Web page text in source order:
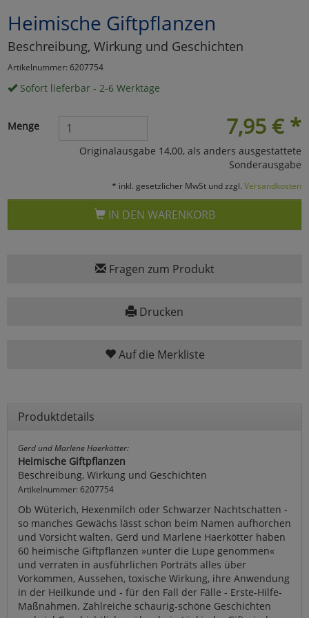
Heimische Giftpflanzen
Beschreibung, Wirkung und Geschichten
Artikelnummer: 6207754
Sofort lieferbar - 2-6 Werktage
7,95 € *
Menge
Originalausgabe 14,00, als anders ausgestattete
Sonderausgabe
* inkl. gesetzlicher MwSt und zzgl. Versandkosten
IN DEN WARENKORB
Fragen zum Produkt
Drucken
Auf die Merkliste
Produktdetails
Gerd und Marlene Haerkötter:
Heimische Giftpflanzen
Beschreibung, Wirkung und Geschichten
Artikelnummer: 6207754
Ob Wüterich, Hexenmilch oder Schwarzer Nachtschatten -
so manches Gewächs lässt schon beim Namen aufhorchen
und Vorsicht walten. Gerd und Marlene Haerkötter haben
60 heimische Giftpflanzen »unter die Lupe genommen«
und verraten in ausführlichen Porträts alles über
Vorkommen, Aussehen, toxische Wirkung, ihre Anwendung
in der Heilkunde und - für den Fall der Fälle - Erste-Hilfe-
Maßnahmen. Zahlreiche schaurig-schöne Geschichten
Marketing
Umfragetools
Cookies
Alle Akzeptieren
Cookies
Einstellungen speichern